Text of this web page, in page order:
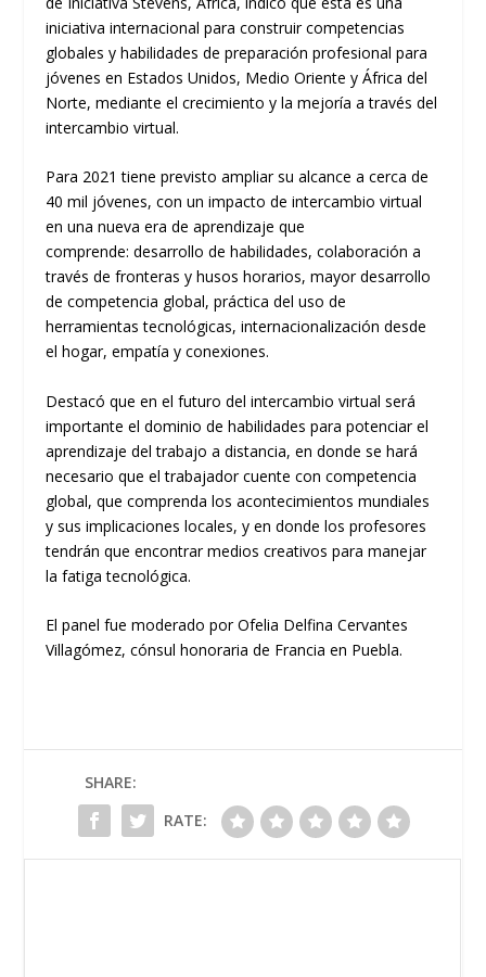
iniciativa internacional para construir competencias
globales y habilidades de preparación profesional para
jóvenes en Estados Unidos, Medio Oriente y África del
Norte, mediante el crecimiento y la mejoría a través del
intercambio virtual.
Para 2021 tiene previsto ampliar su alcance a cerca de
40 mil jóvenes, con un impacto de intercambio virtual
en una nueva era de aprendizaje que
comprende: desarrollo de habilidades, colaboración a
través de fronteras yhusos horarios, mayor desarrollo
de competencia global, práctica del uso de
herramientas tecnológicas, internacionalización desde
el hogar, empatía y conexiones.
Destacó que en el futuro del intercambio virtual será
importante el dominio de habilidades para potenciar el
aprendizaje del trabajo a distancia, en donde se hará
necesario que el trabajador cuente con competencia
global, que comprenda los acontecimientos mundiales
y sus implicaciones locales, y en donde los profesores
tendrán que encontrar medios creativos para manejar
la fatiga tecnológica.
El panel fue moderado por Ofelia Delfina Cervantes
Villagómez, cónsulhonoraria de Francia en Puebla.
SHARE:
RATE: